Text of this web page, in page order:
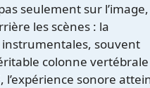
seulement sur l’image,
les scènes : la
souvent
colonne vertébrale
l’expérience sonore